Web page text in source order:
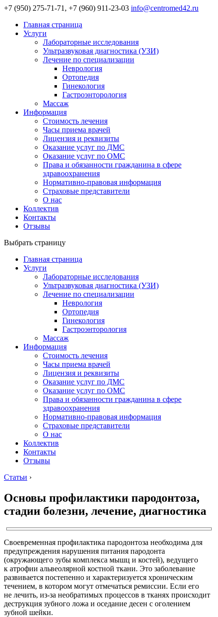
+7 (950) 275-71-71, +7 (960) 911-23-03 info@centromed42.ru
Главная страница
Услуги
Лабораторные исследования
Ультразвуковая диагностика (УЗИ)
Лечение по специализации
Неврология
Ортопедия
Гинекология
Гастроэнторология
Массаж
Информация
Стоимость лечения
Часы приема врачей
Лицензия и реквизиты
Оказание услуг по ДМС
Оказание услуг по ОМС
Права и обязанности гражданина в сфере
здравоохранения
Нормативно-правовая информация
Страховые представители
О нас
Коллектив
Контакты
Отзывы
Выбрать страницу
Главная страница
Услуги
Лабораторные исследования
Ультразвуковая диагностика (УЗИ)
Лечение по специализации
Неврология
Ортопедия
Гинекология
Гастроэнторология
Массаж
Информация
Стоимость лечения
Часы приема врачей
Лицензия и реквизиты
Оказание услуг по ДМС
Оказание услуг по ОМС
Права и обязанности гражданина в сфере
здравоохранения
Нормативно-правовая информация
Страховые представители
О нас
Коллектив
Контакты
Отзывы
Статьи ›
Основы профилактики пародонтоза,
стадии болезни, лечение, диагностика
Своевременная профилактика пародонтоза необходима для
предупреждения нарушения питания пародонта
(окружающего зубы комплекса мышц и костей), ведущего
к атрофии альвеолярной костной ткани. Это заболевание
развивается постепенно и характеризуется хроническим
течением, в котором могут отмечаться ремиссии. Если его
не лечить, из-за необратимых процессов в тканях происходит
деструкция зубного ложа и оседание десен с оголением
зубной шейки.